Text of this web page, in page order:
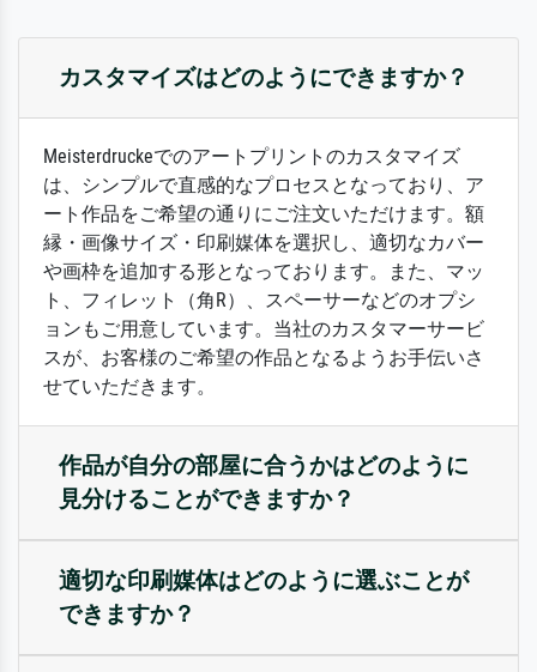
カスタマイズはどのようにできますか？
Meisterdruckeでのアートプリントのカスタマイズ
は、シンプルで直感的なプロセスとなっており、ア
ート作品をご希望の通りにご注文いただけます。額
縁・画像サイズ・印刷媒体を選択し、適切なカバー
や画枠を追加する形となっております。また、マッ
ト、フィレット（角R）、スペーサーなどのオプシ
ョンもご用意しています。当社のカスタマーサービ
スが、お客様のご希望の作品となるようお手伝いさ
せていただきます。
作品が自分の部屋に合うかはどのように
見分けることができますか？
適切な印刷媒体はどのように選ぶことが
できますか？